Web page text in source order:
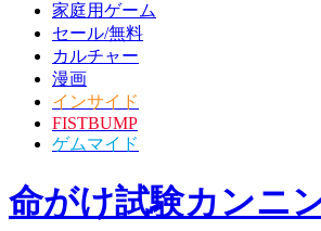
家庭用ゲーム
セール/無料
カルチャー
漫画
インサイド
FISTBUMP
ゲムマイド
命がけ試験カンニ